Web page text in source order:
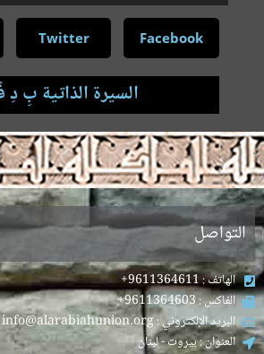
Facebook
Twitter
السيرة الذاتية بِ
.
التواصل
الهاتف : 9611364611+
الفاكس : 9611364603+
البريد الإلكتروني : info@alarabiahunion.org
العنوان : بيروت - لبنان